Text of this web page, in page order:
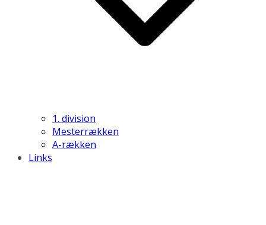
1. division
Mesterrækken
A-rækken
Links